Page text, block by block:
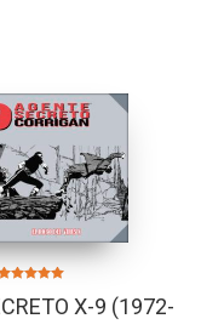
5
X-9 (1972-